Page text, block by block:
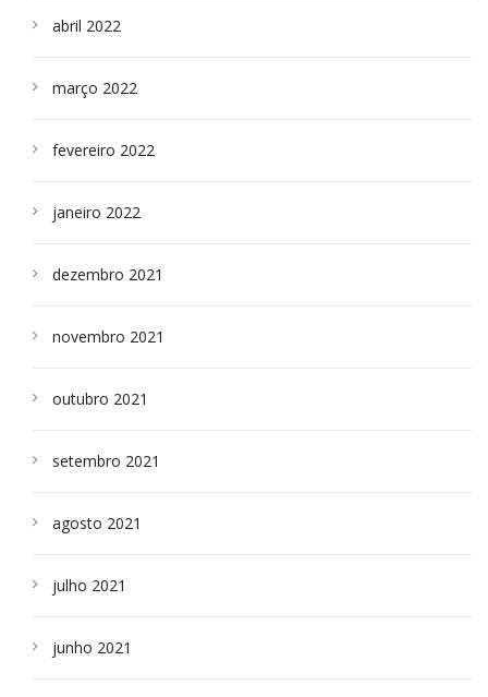
abril 2022
março 2022
fevereiro 2022
janeiro 2022
dezembro 2021
novembro 2021
outubro 2021
setembro 2021
agosto 2021
julho 2021
junho 2021